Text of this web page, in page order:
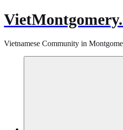
Vietnamese Community in